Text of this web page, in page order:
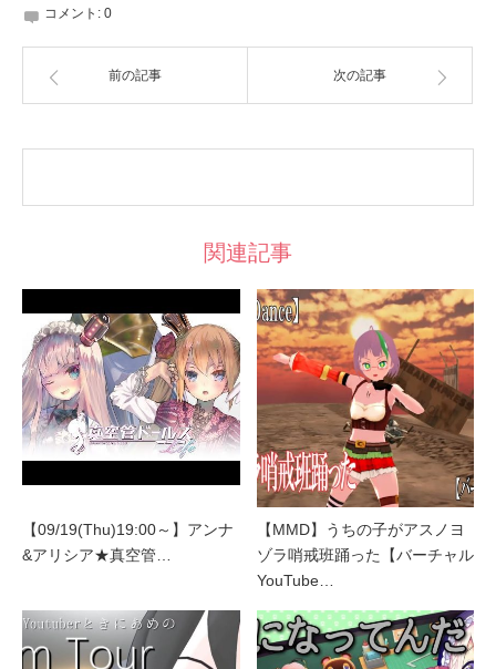
コメント: 0
前の記事 次の記事
関連記事
【09/19(Thu)19:00～】アンナ
&アリシア★真空管…
【MMD】うちの子がアスノヨ
ゾラ哨戒班踊った【バーチャル
YouTube…